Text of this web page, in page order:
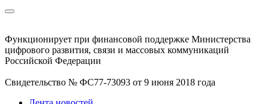
Функционирует при финансовой поддержке Министерства
цифрового развития, связи и массовых коммуникаций
Российской Федерации
Свидетельство № ФС77-73093 от 9 июня 2018 года